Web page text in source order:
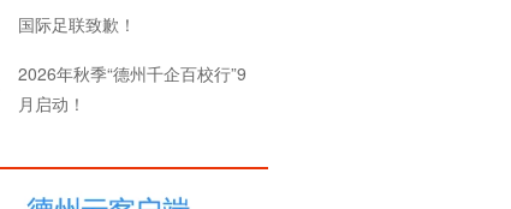
国际足联致歉！
2026年秋季“德州千企百校行”9
月启动！